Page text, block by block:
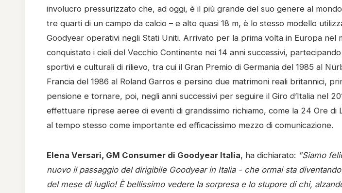
involucro pressurizzato che, ad oggi, è il più grande del suo genere al
tre quarti di un campo da calcio – e alto quasi 18 m, è lo stesso modello
Goodyear operativi negli Stati Uniti. Arrivato per la prima volta in Europa nel
conquistato i cieli del Vecchio Continente nei 14 anni successivi,
sportivi e culturali di rilievo, tra cui il Gran Premio di Germania del 1985 al
Francia del 1986 al Roland Garros e persino due matrimoni reali britannici,
pensione e tornare, poi, negli anni successivi per seguire il Giro d’Italia nel
effettuare riprese aeree di eventi di grandissimo richiamo, come la 24 Ore di
al tempo stesso come importante ed efficacissimo mezzo di comunicazione.
Elena Versari, GM Consumer di Goodyear Italia, ha dichiarato: "Siamo
nuovo il passaggio del dirigibile Goodyear in Italia - che ormai sta
del mese di luglio! È bellissimo vedere la sorpresa e lo stupore di chi,